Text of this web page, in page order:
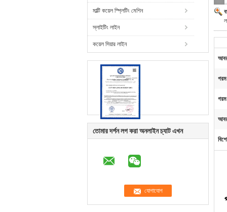
মাল্টি কয়েল স্প্লিটিং মেশিন
স্লাইটিং লাইন
কয়েল সিয়ার লাইন
তোমার দর্শন লগ করা অনলাইন চ্যাট এখন
গরম